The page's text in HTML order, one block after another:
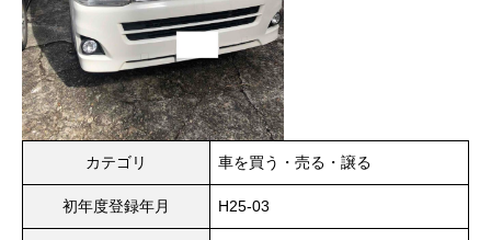
カテゴリ 車を買う・売る・譲る
初年度登録年月 H25-03